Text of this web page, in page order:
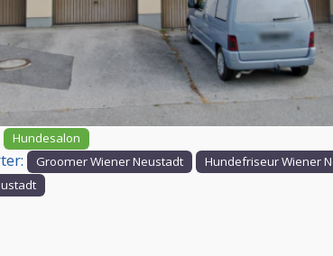
Hundesalon
Groomer Wiener Neustadt
Hundefriseur Wiener